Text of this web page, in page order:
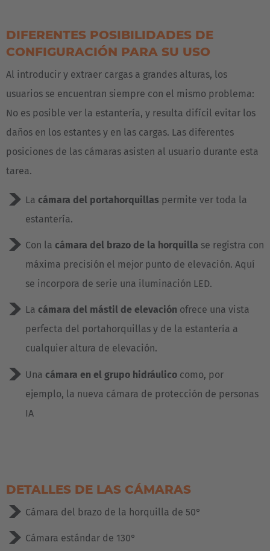
EUROPE
Deutsch
DIFERENTES POSIBILIDADES DE
CONFIGURACIÓN PARA SU USO
Al introducir y extraer cargas a grandes alturas, los
usuarios se encuentran siempre con el mismo problema:
No es posible ver la estantería, y resulta difícil evitar los
daños en los estantes y en las cargas. Las diferentes
posiciones de las cámaras asisten al usuario durante esta
tarea.
La cámara del portahorquillas permite ver toda la
estantería.
Con la cámara del brazo de la horquilla se registra con
máxima precisión el mejor punto de elevación. Aquí
se incorpora de serie una iluminación LED.
La cámara del mástil de elevación ofrece una vista
perfecta del portahorquillas y de la estantería a
cualquier altura de elevación.
Una cámara en el grupo hidráulico como, por
ejemplo, la nueva cámara de protección de personas
IA
DETALLES DE LAS CÁMARAS
Cámara del brazo de la horquilla de 50°
Cámara estándar de 130°